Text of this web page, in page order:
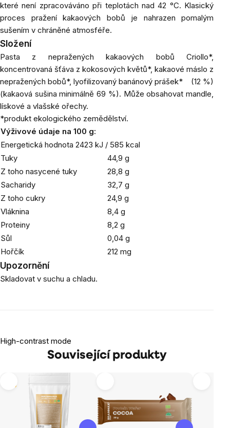
které není zpracováváno při teplotách nad 42 °C. Klasický
proces pražení kakaových bobů je nahrazen pomalým
sušením v chráněné atmosféře.
Složení
Pasta z nepražených kakaových bobů Criollo*,
koncentrovaná šťáva z kokosových květů*, kakaové máslo z
nepražených bobů*, lyofilizovaný banánový prášek* (12 %)
(kakaová sušina minimálně 69 %). Může obsahovat mandle,
lískové a vlašské ořechy.
*produkt ekologického zemědělství.
Výživové údaje na 100 g:
Energetická hodnota 2423 kJ / 585 kcal
Tuky
44,9 g
Z toho nasycené tuky
28,8 g
Sacharidy
32,7 g
Z toho cukry
24,9 g
Vláknina
8,4 g
Proteiny
8,2 g
Sůl
0,04 g
Hořčík
212 mg
Upozornění
Skladovat v suchu a chladu.
High-contrast mode
Související produkty